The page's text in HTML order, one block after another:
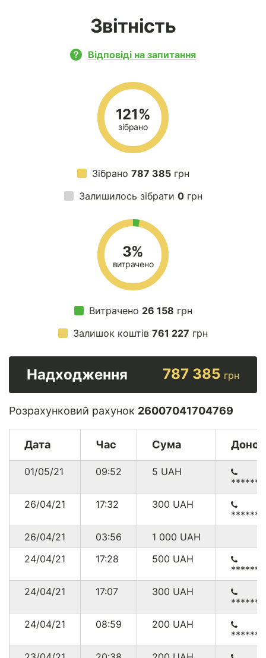
Звітність
Відповіді на запитання
121%
зібрано
Зібрано 787 385грн
Залишилось зібрати 0грн
3%
витрачено
Витрачено 26 158 грн
Залишок коштів 761 227 грн
Надходження 787 385 грн
Розрахунковий рахунок 26007041704769
Дата Час Сума Донор
01/05/21 09:52 5 UAH
26/04/21
17:32 300 UAH
26/04/21
03:56 1 000 UAH
24/04/21
17:28 500 UAH
24/04/21
17:07 300 UAH
24/04/21
08:59 200 UAH